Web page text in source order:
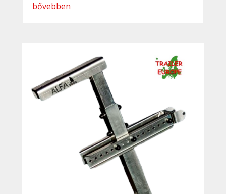
bővebben